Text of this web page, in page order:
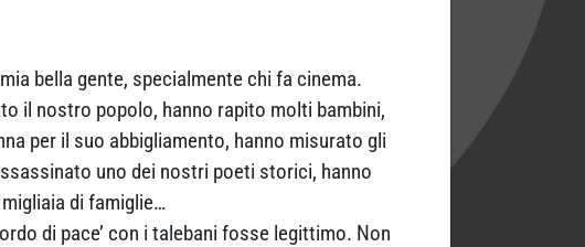
bella gente, specialmente chi fa cinema.
il nostro popolo, hanno rapito molti bambini,
per il suo abbigliamento, hanno misurato gli
uno dei nostri poeti storici, hanno
di famiglie…
di pace’ con i talebani fosse legittimo. Non